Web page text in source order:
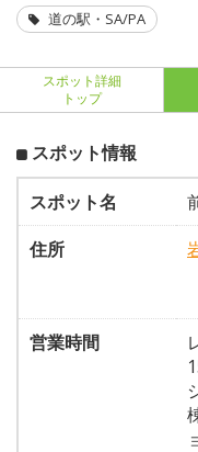
道の駅・SA/PA
スポット詳細
トップ
スポット情報
スポット名
住所
営業時間